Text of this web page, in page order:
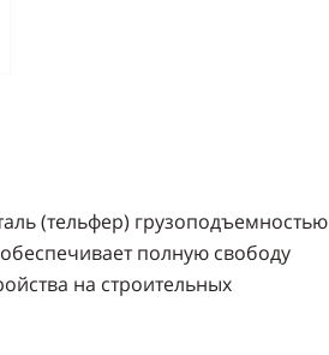
(тельфер) грузоподъемностью
полную свободу
на строительных